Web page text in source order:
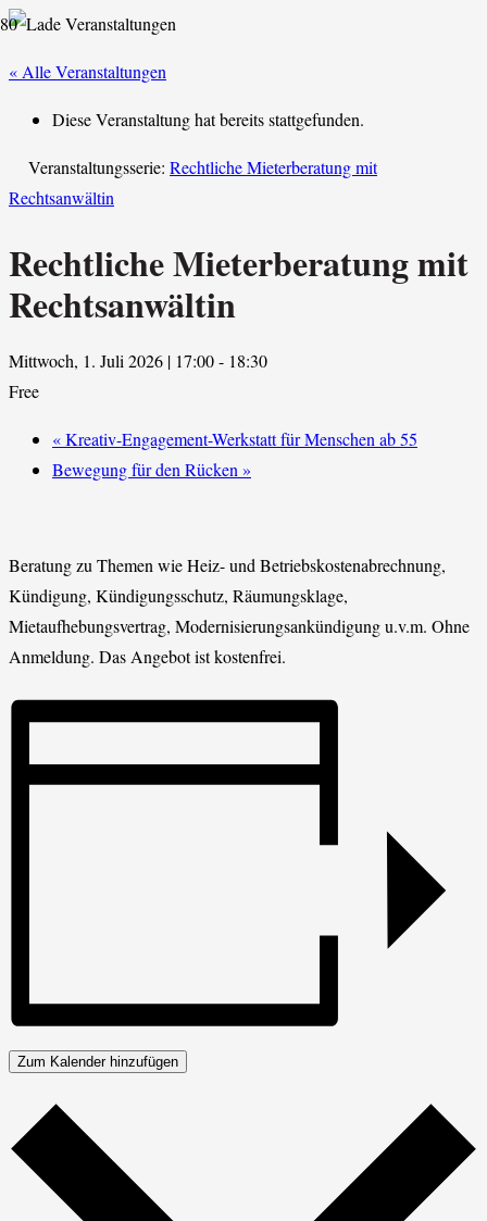
« Alle Veranstaltungen
Diese Veranstaltung hat bereits stattgefunden.
Veranstaltungsserie: Rechtliche Mieterberatung mit
Rechtsanwältin
Rechtliche Mieterberatung mit
Rechtsanwältin
Mittwoch, 1. Juli 2026 | 17:00- 18:30
Free
«Kreativ-Engagement-Werkstatt für Menschen ab 55
Bewegung für den Rücken »
Beratung zu Themen wie Heiz- und Betriebskostenabrechnung,
Kündigung, Kündigungsschutz, Räumungsklage,
Mietaufhebungsvertrag, Modernisierungsankündigung u.v.m. Ohne
Anmeldung. Das Angebot ist kostenfrei.
Zum Kalender hinzufügen